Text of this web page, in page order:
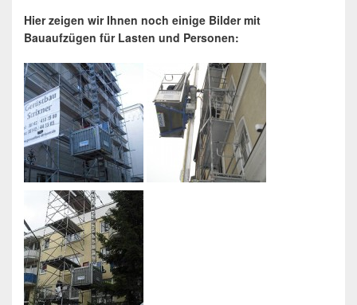
Hier zeigen wir Ihnen noch einige Bilder mit
Bauaufzügen für Lasten und Personen: